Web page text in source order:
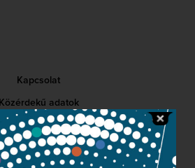
Kapcsolat
Közérdekű adatok
Sajtószoba
Adatvédelem